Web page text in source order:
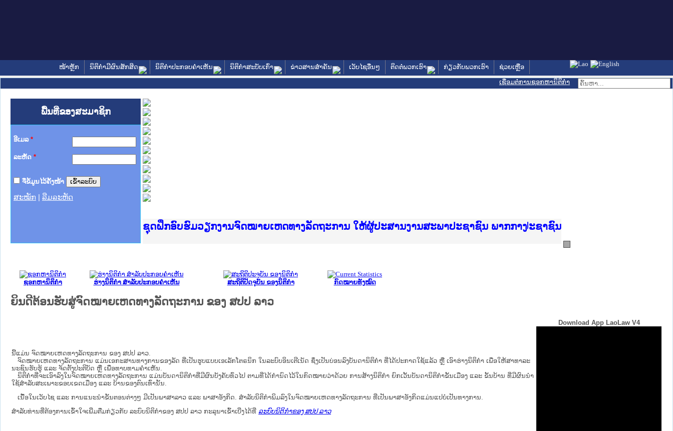
ໜ້າຫຼັກ ນິຕິກໍາມີຜົນສັກສິດ ນິຕິກໍາປະກອບຄໍາເຫັນ ນິຕິກໍາສະບັບເກົ່າ ຂ່າວສານສໍາຄັນ ເວັບໄຊອື່ນໆ ຕິດຕໍ່ພວກເຮົາ ກ່ຽວກັບພວກເຮົາ
ຊ່ວຍເຫຼືອ
ເຊື່ອມຕໍ່ການຊອກຫານິຕິກຳ
ພື້ນທີ່ຂອງສະມາຊິກ
ອີເມລ *
ລະຫັດ *
ຈື່ຂໍ້ມູນໄວ້ຄັ້ງໜ້າ
ສະໝັກ ລືມລະຫັດ
Ministry of Justice Lao PDR
ເຜີຍແຜ່ວັບໄຊຈົດໝາຍເຫດທາງລັດຖະການ ແລະ ແອັບກົດໝາຍລາວ ທີ່ ສະຖາບັນຍຸຕິທຳແຫ່ງຊາດ
ກະຊວງຍຸຕິທຳ
ຊຸດຝຶກອົບຮົມວຽກງານຈົດໝາຍເຫດທາງລັດຖະການ ໃຫ້ຜູ້ປະສານງານສະພາປະຊາຊົນ ພາກເໜືອ
ກອງປະຊຸມທົບທວນຄືນການຈັດຕັ້ງປະຕິບັດວຽກງານຈົດໝາຍເຫດທາງລັດຖະການ
ຝຶກອົບຮົມ ຜູ່ປະສານງານວຽກງານຈົດໝາຍເຫດທາງລັດຖະການ ສຳລັບ ພາກກາງ
ຝຶກອົບຮົມ ຜູ່ປະສານງານວຽກງານຈົດໝາຍເຫດທາງລັດຖະການ ສຳລັບ ພາກໃຕ້
ເຜີຍແຜ່ແອັບກົດໝາຍລາວ ແລະ ເວັບໄຊຈົດໝາຍເຫດທາງລັດຖະການ ທີ່ ວິທະຍາຄານຕຳຫຼວດປະຊາຊົນ
ເຜີຍແຜ່ແອັບກົດໝາຍລາວ ແລະ ເວັບໄຊຈົດໝາຍເຫດທາງລັດຖະການ ທີ່ ວິທະຍາຄານສັນຕິບານປະຊາຊົນ
ຍົກລະດັບວຽກງານຈົດໝາຍເຫດທາງລັດຖະການໃຫ້ຜູ້ປະສານງານຂັ້ນແຂວງພາກເໜືອ
ຊຸດຝຶກອົບຮົມວຽກງານຈົດໝາຍເຫດທາງລັດຖະການ ໃຫ້ຜູ້ປະສານງານສະພາປະຊາຊົນ ພາກກາງ
ຊອກຫານິຕິກໍາ ຮ່າງນິຕິກໍາ ສໍາລັບປະກອບຄໍາເຫັນ ສະຖິຕິປັດຈຸບັນ ຂອງນິຕິກໍາ ກົດໝາຍທັງໝົດ
ຍິນດີຕ້ອນຮັບສູ່ຈົດໝາຍເຫດທາງລັດຖະການ ຂອງ ສປປ ລາວ
ນີ້ແມ່ນ ຈົດໝາຍເຫດທາງລັດຖະການ ຂອງ ສປປ ລາວ.
ຈົດໝາຍເຫດທາງລັດຖະການ ແມ່ນ​ເອ​ກະ​ສານ​ທາງ​ການ​ຂອງ​ລັດ ທີ່​ເປັນ​ຮູບ​ແບບ​ເອ​ເລັກ​ໂຕ​ຣ​ນິກ ໃນ​ລະ​ບົບ​ອິນ​ເຕີ​ເນັດ ຊຶ່ງ​ເປັນ​ບ່ອນ​ລົງ​ບັນ​ດາ​ນິ​ຕິ​ກຳ ທີ່ໄດ້ປະກາດໃຊ້ແລ້ວ ຫຼື ເອົາຮ່າງນິຕິກໍາ ເພື່ອໃຫ້​ສາ​ທາ​ລະ​
ນະ​ຊົນ​ຮັບ​ຮູ້ ແລະ ຈັດ​ຕັ້ງ​ປະ​ຕິ​ບັດ ຫຼື ເພື່ອທາບທາມຄໍາເຫັນ.
ນິ​ຕິ​ກຳ​ທີ່​ຈະ​ເອົາ​ລົງ​ໃນ​ຈົດ​ໝາຍ​ເຫດ​ທາງ​ລັດ​ຖະ​ການ ​ແມ່ນ​ບັນ​ດາ​ນິ​ຕິ​ກຳ​ທີ່​ມີ​ຜົນ​ບັງ​ຄັບ​ທົ່ວ​ໄປ ຕາມ​ທີ່​ໄດ້​ກຳ​ນົດ​ໄວ້​ໃນ​ກົດ​ໝາຍ​ວ່າ​ດ້ວຍ​ ການ​ສ້າງ​ນິ​ຕິ​ກຳ ຍົກ​ເວັ້ນ​ບັນ​ດານິ​ຕິ​ກຳ​ຂັ້ນ​ເມືອງ ແລະ ຂັ້ນ​ບ້ານ ​ທີ່​ມີ​ຜົນ​ນຳ​
ໃຊ້​ສຳ​ລັບ​ສະ​ເພາະ​ຂອບ​ເຂດ​ເມືອງ ແລະ ບ້ານ​ຂອງ​ຕົນ​ເທົ່າ​ນັ້ນ.
ເນື້ອໃນ​ເວັບ​ໄຊ​ ແລະ ການແນະນໍາຂັ້ນຕອນຕ່າງໆ ມີເປັນພາສາລາວ ແລະ ພາສາອັງກິດ. ສໍາລັບນິຕິກຳພິມລົງໃນຈົດໝາຍເຫດທາງລັດຖະການ ທີ່ເປັນພາສາອັງກິດແມ່ນແປບໍ່ເປັນທາງການ.
ສໍາລັບທ່ານທີ່ຕ້ອງການເຂົ້າໃຈເພີ່ມຕື່ມກ່ຽວກັບ ລະບົບນິຕິກຳຂອງ ສປປ ລາວ ກະລຸນາເຂົ້າເບີ່ງໄດ້ທີ່ ລະບົບນິຕິກຳຂອງ ສປປ ລາວ
Download App LaoLaw V4